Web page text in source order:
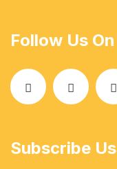
Follow Us On
Subscribe Us